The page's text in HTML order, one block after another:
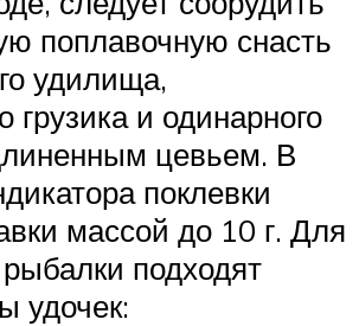
поплавочную снасть
удилища,
грузика и одинарного
цевьем. В
поклевки
массой до 10 г. Для
подходят
удочек: